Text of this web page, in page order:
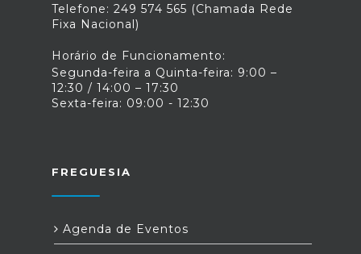
Telefone: 249 574 565 (Chamada Rede
Fixa Nacional)
Horário de Funcionamento:
Segunda-feira a Quinta-feira: 9:00 –
12:30 / 14:00 – 17:30
Sexta-feira: 09:00 - 12:30
FREGUESIA
Agenda de Eventos